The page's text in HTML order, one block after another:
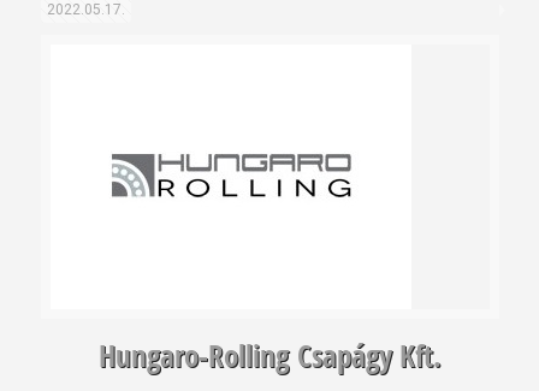
2022.05.17.
Hungaro-Rolling Csapágy Kft.